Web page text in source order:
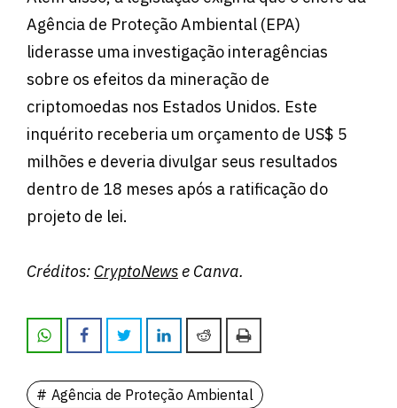
Agência de Proteção Ambiental (EPA)
liderasse uma investigação interagências
sobre os efeitos da mineração de
criptomoedas nos Estados Unidos. Este
inquérito receberia um orçamento de US$ 5
milhões e deveria divulgar seus resultados
dentro de 18 meses após a ratificação do
projeto de lei.
Créditos: CryptoNewse Canva.
Agência de Proteção Ambiental